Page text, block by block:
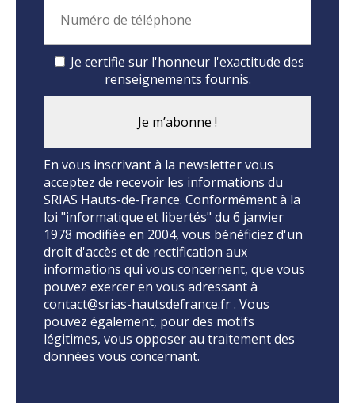
Je certifie sur l'honneur l'exactitude des
renseignements fournis.
En vous inscrivant à la newsletter vous
acceptez de recevoir les informations du
SRIAS Hauts-de-France. Conformément à la
loi "informatique et libertés" du 6 janvier
1978 modifiée en 2004, vous bénéficiez d'un
droit d'accès et de rectification aux
informations qui vous concernent, que vous
pouvez exercer en vous adressant à
contact@srias-hautsdefrance.fr . Vous
pouvez également, pour des motifs
légitimes, vous opposer au traitement des
données vous concernant.